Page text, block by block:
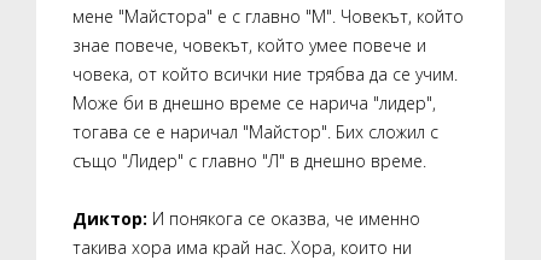
мене "Майстора" е с главно "М". Човекът, който
знае повече, човекът, който умее повече и
човека, от който всички ние трябва да се учим.
Може би в днешно време се нарича "лидер",
тогава се е наричал "Майстор". Бих сложил с
също "Лидер" с главно "Л" в днешно време.
Диктор: И понякога се оказва, че именно
такива хора има край нас. Хора, които ни